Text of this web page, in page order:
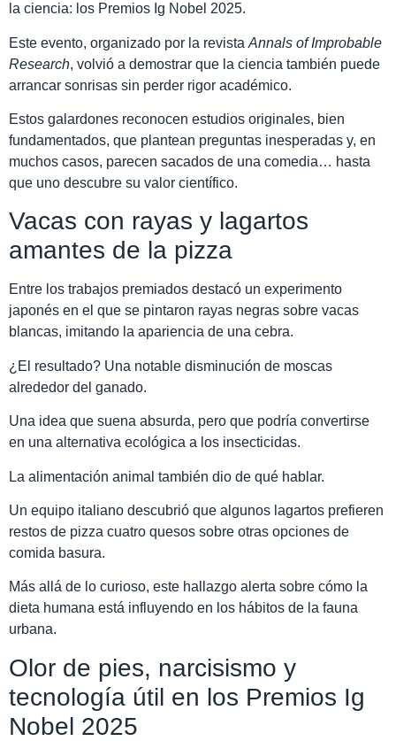
la ciencia: los Premios Ig Nobel 2025.
Este evento, organizado por la revista Annals of Improbable
Research, volvió a demostrar que la ciencia también puede
arrancar sonrisas sin perder rigor académico.
Estos galardones reconocen estudios originales, bien
fundamentados, que plantean preguntas inesperadas y, en
muchos casos, parecen sacados de una comedia… hasta
que uno descubre su valor científico.
Vacas con rayas y lagartos
amantes de la pizza
Entre los trabajos premiados destacó un experimento
japonés en el que se pintaron rayas negras sobre vacas
blancas, imitando la apariencia de una cebra.
¿El resultado? Una notable disminución de moscas
alrededor del ganado.
Una idea que suena absurda, pero que podría convertirse
en una alternativa ecológica a los insecticidas.
La alimentación animal también dio de qué hablar.
Un equipo italiano descubrió que algunos lagartos prefieren
restos de pizza cuatro quesos sobre otras opciones de
comida basura.
Más allá de lo curioso, este hallazgo alerta sobre cómo la
dieta humana está influyendo en los hábitos de la fauna
urbana.
Olor de pies, narcisismo y
tecnología útil en los Premios Ig
Nobel 2025